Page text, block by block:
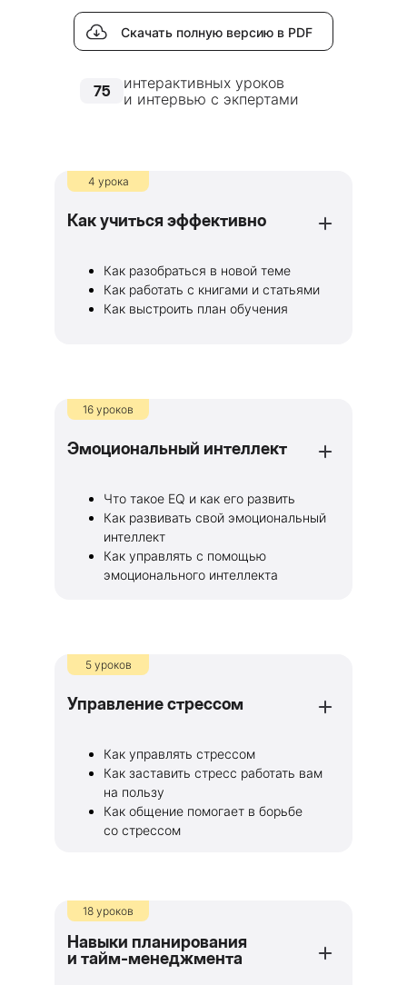
Скачать полную версию в PDF
75
интерактивных уроков
и интервью с экпертами
4 урока
Как учиться эффективно
Как разобраться в новой теме
Как работать с книгами и статьями
Как выстроить план обучения
16 уроков
Эмоциональный интеллект
Что такое EQ и как его развить
Как развивать свой эмоциональный
интеллект
Как управлять с помощью
эмоционального интеллекта
5 уроков
Управление стрессом
Как управлять стрессом
Как заставить стресс работать вам
на пользу
Как общение помогает в борьбе
со стрессом
18 уроков
Навыки планирования
и тайм-менеджмента